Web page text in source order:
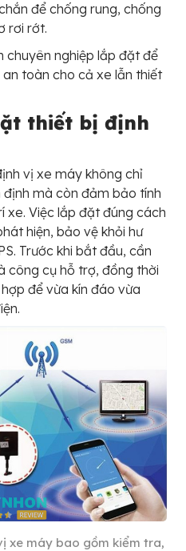
để chống rung, chống
rơi rớt.
chuyên nghiệp lắp đặt để
toàn cho cả xe lẫn thiết
thiết bị định
vị xe máy không chỉ
mà còn đảm bảo tính
xe. Việc lắp đặt đúng cách
hiện, bảo vệ khỏi hư
Trước khi bắt đầu, cần
công cụ hỗ trợ, đồng thời
để vừa kín đáo vừa
xe máy bao gồm kiểm tra,